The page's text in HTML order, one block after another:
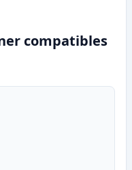
compatibles